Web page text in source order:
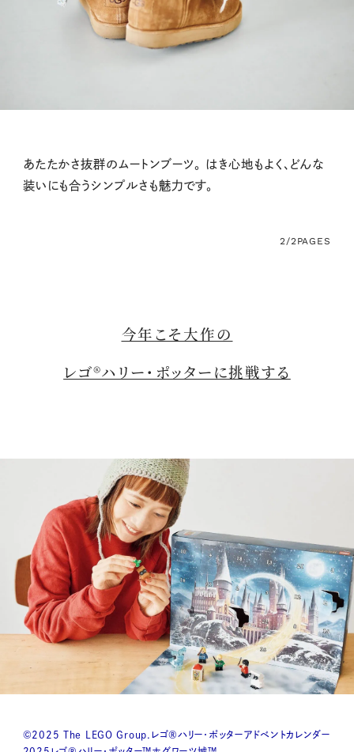
あたたかさ抜群のムートンブーツ。 はき心地もよく、どんな
装いにも合うシンプルさも魅力です。
2/2PAGES
今年こそ大作の
レゴ®ハリー・ポッターに挑戦する
©2025 The LEGO Group.レゴ®ハリー・ポッターアドベントカレンダー